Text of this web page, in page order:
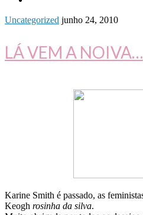
Uncategorized junho 24, 2010
LÁ VEM A NOIVA…
Karine Smith é passado, as
Keogh rosinha da silva.